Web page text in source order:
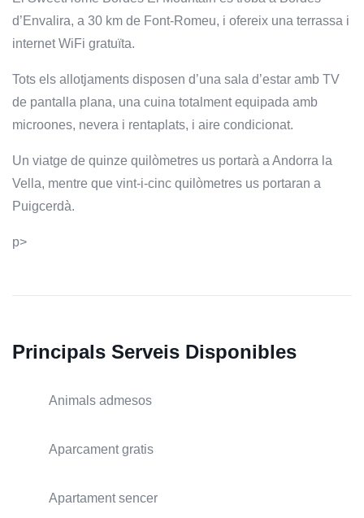
d’Envalira, a 30 km de Font-Romeu, i ofereix una terrassa i
internet WiFi gratuïta.
Tots els allotjaments disposen d’una sala d’estar amb TV
de pantalla plana, una cuina totalment equipada amb
microones, nevera i rentaplats, i aire condicionat.
Un viatge de quinze quilòmetres us portarà a Andorra la
Vella, mentre que vint-i-cinc quilòmetres us portaran a
Puigcerdà.
p>
Principals Serveis Disponibles
Animals admesos
Aparcament gratis
Apartament sencer